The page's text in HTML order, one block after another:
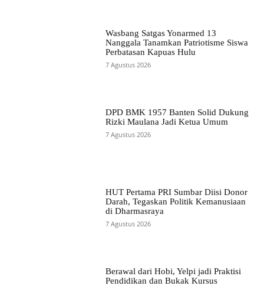
Wasbang Satgas Yonarmed 13
Nanggala Tanamkan Patriotisme Siswa
Perbatasan Kapuas Hulu
7 Agustus 2026
DPD BMK 1957 Banten Solid Dukung
Rizki Maulana Jadi Ketua Umum
7 Agustus 2026
HUT Pertama PRI Sumbar Diisi Donor
Darah, Tegaskan Politik Kemanusiaan
di Dharmasraya
7 Agustus 2026
Berawal dari Hobi, Yelpi jadi Praktisi
Pendidikan dan Bukak Kursus